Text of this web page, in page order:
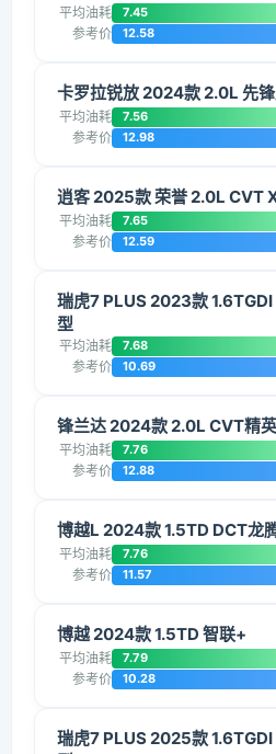
平均油耗 7.45
参考价 12.58
卡罗拉锐放 2024款 2.0L 先
平均油耗 7.56
参考价 12.98
逍客 2025款 荣誉 2.0L CVT
平均油耗 7.65
参考价 12.59
瑞虎7 PLUS 2023款
型
平均油耗 7.68
参考价 10.69
锋兰达 2024款 2.0L CVT精
平均油耗 7.76
参考价 12.88
博越L 2024款 1.5TD DCT龙
平均油耗 7.76
参考价 11.57
博越 2024款 1.5TD 智联+
平均油耗 7.79
参考价 10.28
瑞虎7 PLUS 2025款